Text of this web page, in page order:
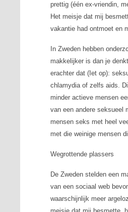
prettig (één ex-vriendin,
Het meisje dat mij
vakantie had ontmoet en
In Zweden hebben
makkelijker is dan je
erachter dat (Iet op):
chlamydia of zelfs aids.
minder actieve mensen
van een andere seksueel
mensen seks met heel
met die weinige mensen
Wegrottende plassers
De Zweden stelden een
van een sociaal web
waarschijnlijk meer